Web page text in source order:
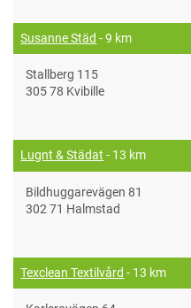
Susanne Städ - 9 km
Stallberg 115
305 78 Kvibille
Lugnt & Städat - 13 km
Bildhuggarevägen 81
302 71 Halmstad
Texclean Textilvård - 13 km